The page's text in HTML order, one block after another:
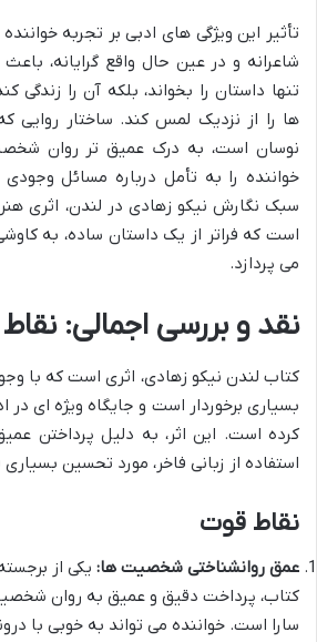
تأثیر این ویژگی های ادبی بر تجربه
شاعرانه و در عین حال واقع گرایانه،
تنها داستان را بخواند، بلکه آن را
ها را از نزدیک لمس کند. ساختار روایی
نوسان است، به درک عمیق تر روان
خواننده را به تأمل درباره مسائل
سبک نگارش نیکو زهادی در لندن، اثری
است که فراتر از یک داستان ساده، به
می پردازد.
نقد و بررسی اجمالی:
کتاب لندن نیکو زهادی، اثری است که با
بسیاری برخوردار است و جایگاه ویژه ای در
کرده است. این اثر، به دلیل پرداختن
استفاده از زبانی فاخر، مورد تحسین
نقاط قوت
عمق روانشناختی شخصیت ها: یکی از
کتاب، پرداخت دقیق و عمیق به روان
سارا است. خواننده می تواند به خوبی با